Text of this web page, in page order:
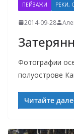
ПЕЙЗАЖИ РЕКИ,
2014-09-28
Фотографии
полуострове
Читайте